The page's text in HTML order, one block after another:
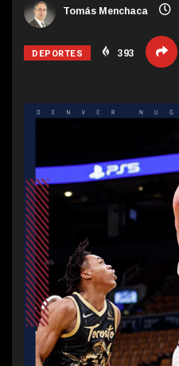
Tomás Menchaca
DEPORTES 393